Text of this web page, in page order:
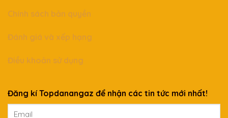
Chính sách bản quyền
Đánh giá và xếp hạng
Điều khoản sử dụng
Đăng kí Topdanangaz để nhận các tin tức mới nhất!